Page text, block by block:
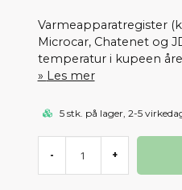
Varmeapparatregister
Microcar, Chatenet og
temperatur i kupeen
Les mer
5 stk. på lager, 2-5
- +